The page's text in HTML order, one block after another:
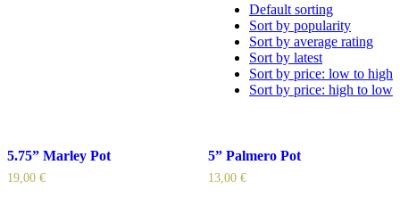
Default sorting
Sort by popularity
Sort by average rating
Sort by latest
Sort by price: low to high
Sort by price: high to low
5.75” Marley Pot
19,00 €
5” Palmero Pot
13,00 €